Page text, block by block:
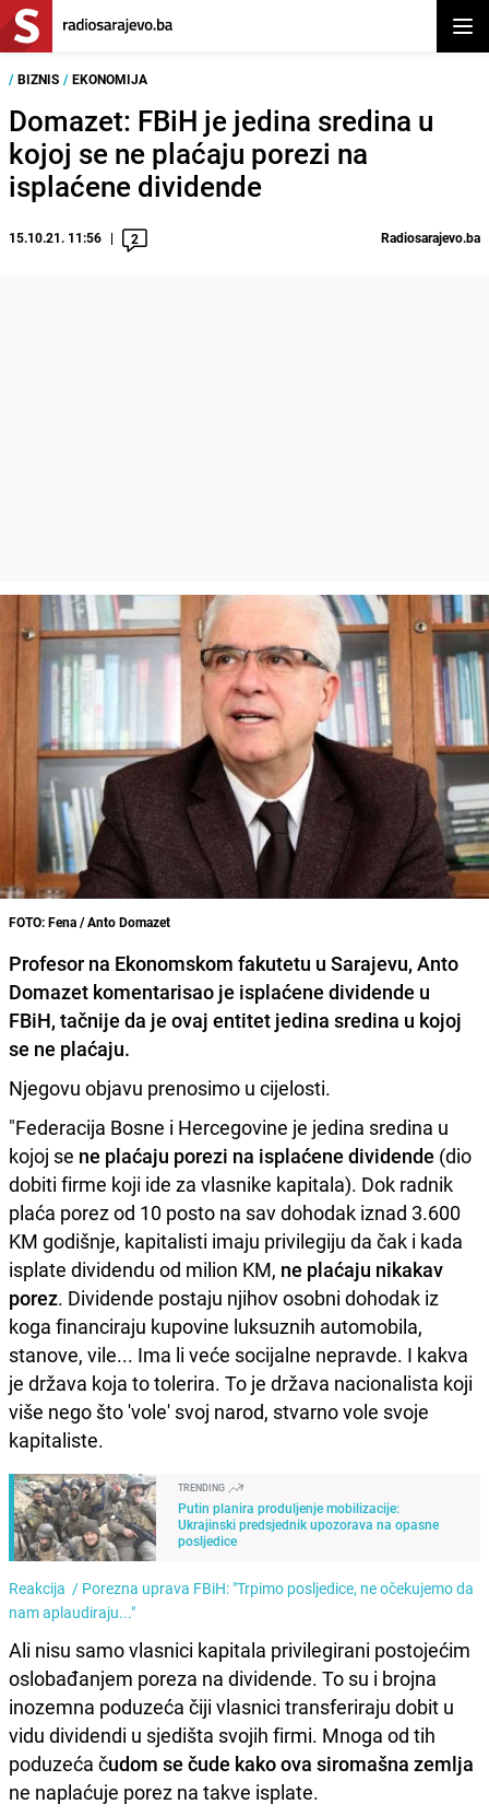
/ BIZNIS / EKONOMIJA
Domazet: FBiH je jedina sredina u
kojoj se ne plaćaju porezi na
isplaćene dividende
15.10.21. 11:56 2 Radiosarajevo.ba
FOTO: Fena / Anto Domazet
Profesor na Ekonomskom fakutetu u Sarajevu, Anto
Domazet komentarisao je isplaćene dividende u
FBiH, tačnije da je ovaj entitet jedina sredina u kojoj
se ne plaćaju.
Njegovu objavu prenosimo u cijelosti.
"Federacija Bosne i Hercegovine je jedina sredina u
kojoj se ne plaćaju porezi na isplaćene dividende (dio
dobiti firme koji ide za vlasnike kapitala). Dok radnik
plaća porez od 10 posto na sav dohodak iznad 3.600
KM godišnje, kapitalisti imaju privilegiju da čak i kada
isplate dividendu od milion KM, ne plaćaju nikakav
porez. Dividende postaju njihov osobni dohodak iz
koga financiraju kupovine luksuznih automobila,
stanove, vile... Ima li veće socijalne nepravde. I kakva
je država koja to tolerira. To je država nacionalista koji
više nego što 'vole' svoj narod, stvarno vole svoje
kapitaliste.
TRENDING
Putin planira produljenje mobilizacije:
Ukrajinski predsjednik upozorava na opasne
posljedice
Reakcija / Porezna uprava FBiH: "Trpimo posljedice, ne očekujemo da
nam aplaudiraju..."
Ali nisu samo vlasnici kapitala privilegirani postojećim
oslobađanjem poreza na dividende. To su i brojna
inozemna poduzeća čiji vlasnici transferiraju dobit u
vidu dividendi u sjedišta svojih firmi. Mnoga od tih
poduzeća čudom se čude kako ova siromašna zemlja
ne naplaćuje porez na takve isplate.